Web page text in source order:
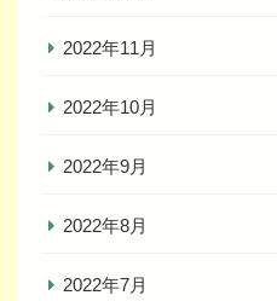
2022年11月
2022年10月
2022年9月
2022年8月
2022年7月